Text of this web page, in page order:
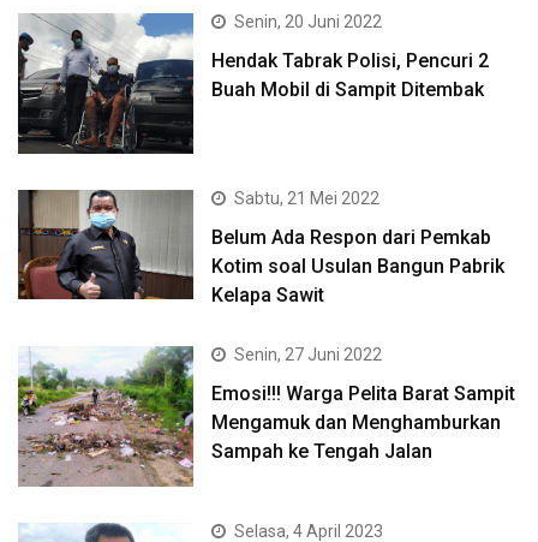
Senin, 20 Juni 2022
Hendak Tabrak Polisi, Pencuri 2
Buah Mobil di Sampit Ditembak
Sabtu, 21 Mei 2022
Belum Ada Respon dari Pemkab
Kotim soal Usulan Bangun Pabrik
Kelapa Sawit
Senin, 27 Juni 2022
Emosi!!! Warga Pelita Barat Sampit
Mengamuk dan Menghamburkan
Sampah ke Tengah Jalan
Selasa, 4 April 2023